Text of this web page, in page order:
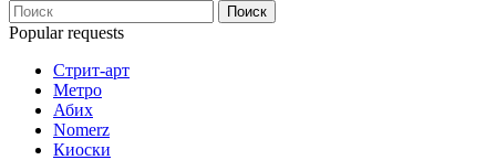
Поиск
Popular requests
Стрит-арт
Метро
Абих
Nomerz
Киоски